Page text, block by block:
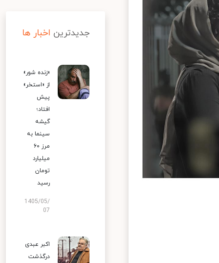
جدیدترین اخبار ها
«زنده شور»
از «استخر»
پیش
افتاد؛
گیشه
سینما به
مرز ۶۰
میلیارد
تومان
رسید
1405/05/
07
اکبر عبدی
درگذشت